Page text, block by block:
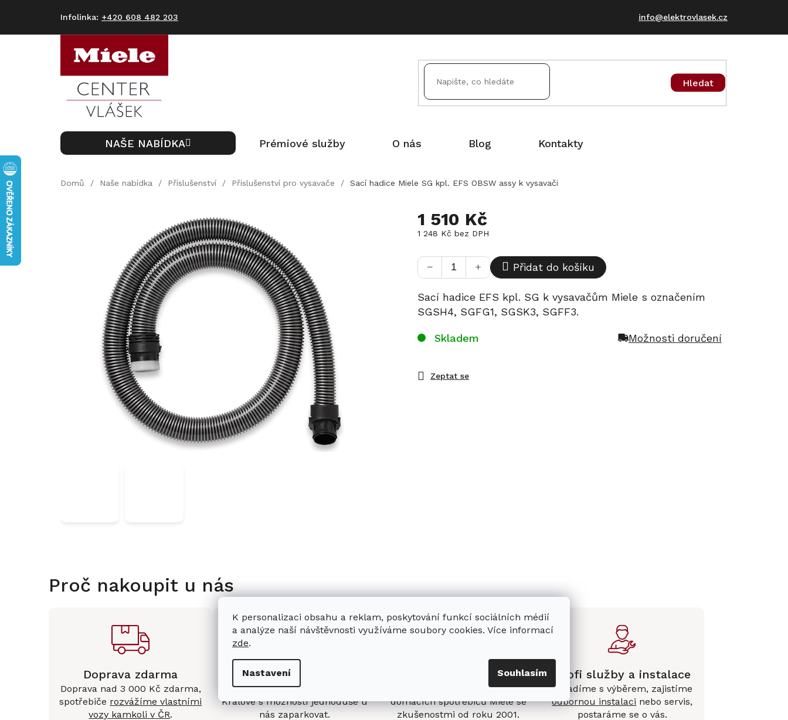
K personalizaci obsahu a reklam, poskytování funkcí sociálních médií
a analýze naší návštěvnosti využíváme soubory cookies. Více informací
zde.
Nastavení Souhlasím
+420 608 482 203 info@elektrovlasek.cz
Hledat
NAŠE NABÍDKA Prémiové služby O nás Blog Kontakty
Domů / Naše nabídka / Příslušenství / Příslušenství pro vysavače / Sací hadice Miele SG kpl. EFS OBSW assy k vysavači
1 510 Kč
1 248 Kč bez DPH
cena:
+
− Přidat do košíku
Sací hadice EFS kpl. SG k vysavačům Miele s označením
SGSH4, SGFG1, SGSK3, SGFF3.
Zeptat se
Skladem Možnosti doručení
Proč nakoupit u nás
Doprava zdarma
Doprava nad 3 000 Kč zdarma,
spotřebiče rozvážíme vlastními
vozy kamkoli v ČR.
Kamenná prodejna
Mámeshowroom
Králové s možností jednoduše u
nás zaparkovat.
Stabilní prodejce
Jsme stabilní prodejce
domácích spotřebičů Miele se
zkušenostmi od roku 2001.
Profi služby a instalace
Poradíme s výběrem, zajistíme
odbornou instalaci nebo servis,
postaráme se o vás.